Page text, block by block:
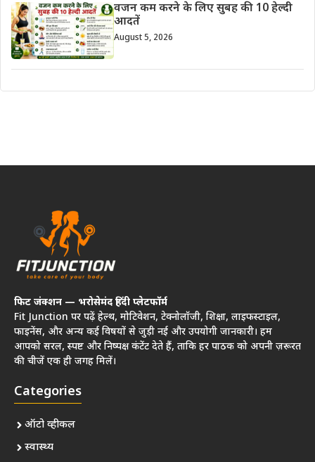
वजन कम करने के लिए सुबह की 10 हेल्दी
आदतें
August 5, 2026
फिट जंक्शन — भरोसेमंद हिंदी प्लेटफॉर्म
Fit Junction पर पढ़ें हेल्थ, मोटिवेशन, टेक्नोलॉजी, शिक्षा, लाइफस्टाइल,
फाइनेंस, और अन्य कई विषयों से जुड़ी नई और उपयोगी जानकारी। हम
आपको सरल, स्पष्ट और निष्पक्ष कंटेंट देते हैं, ताकि हर पाठक को अपनी ज़रूरत
की चीजें एक ही जगह मिलें।
Categories
ऑटो व्हीकल
स्वास्थ्य